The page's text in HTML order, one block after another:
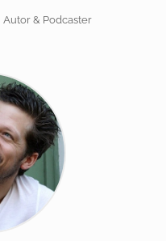
& Podcaster